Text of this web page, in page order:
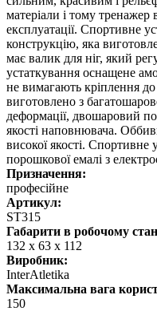
матеріали і тому тренажер
експлуатації. Спортивне
конструкцію, яка
має валик для ніг, який
устаткування оснащене
не вимагають кріплення
виготовлено з
деформації, двошаровий
якості наповнювача.
високої якості. Спортивне
порошкової емалі з
Призначення:
професійне
Артикул:
ST315
Габарити в робочому
132 х 63 х 112
Виробник:
InterAtletika
Максимальна вага
150